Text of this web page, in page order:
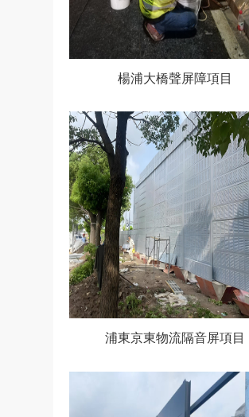
楊浦大橋聲屏障項目
浦東京東物流隔音屏項目